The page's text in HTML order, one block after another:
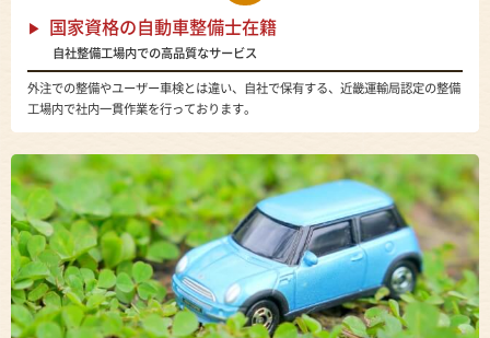
国家資格の自動車整備士在籍
自社整備工場内での高品質なサービス
外注での整備やユーザー車検とは違い、自社で保有する、近畿運輸局認定の整備
工場内で社内一貫作業を行っております。